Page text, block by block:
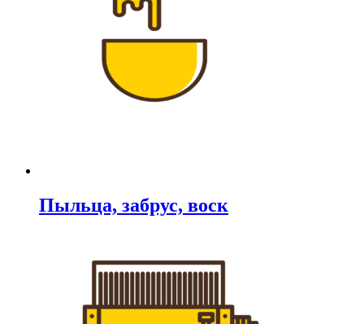
Пыльца, забрус, воск